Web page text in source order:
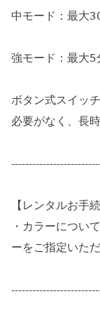
中モード：最大
強モード：最大5
ボタン式スイッ
必要がなく、長
【レンタルお手
・カラーについ
ーをご指定いただ